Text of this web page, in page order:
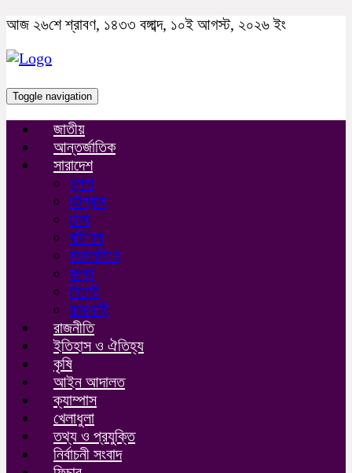
আজ ২৬শে শ্রাবণ, ১৪৩৩ বঙ্গাব্দ, ১০ই আগস্ট, ২০২৬ ইং
Toggle navigation
জাতীয়
আন্তর্জাতিক
সারাদেশ
খুলনা
চট্টগ্রাম
ঢাকা
বরিশাল
ময়মনসিংহ
রংপুর
সিলেট
রাজশাহী
রাজনীতি
ইতিহাস ও ঐতিহ্য
কৃষি
আইন আদালত
ক্যাম্পাস
খেলাধুলা
তথ্য ও প্রযুক্তি
নির্বাচনী সংবাদ